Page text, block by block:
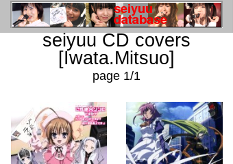
seiyuu CD covers
[Iwata.Mitsuo]
page 1/1